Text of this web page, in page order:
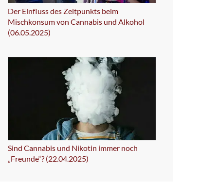
Der Einfluss des Zeitpunkts beim
Mischkonsum von Cannabis und Alkohol
(06.05.2025)
Sind Cannabis und Nikotin immer noch
„Freunde“? (22.04.2025)